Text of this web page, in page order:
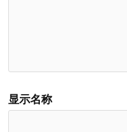
显示名称